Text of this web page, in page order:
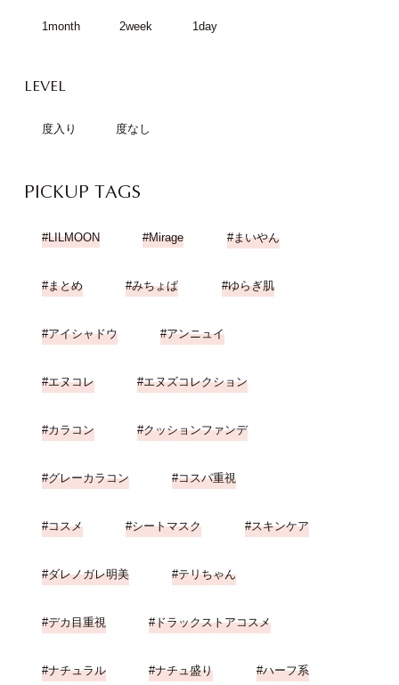
1month 2week 1day
LEVEL
度入り 度なし
PICKUP TAGS
LILMOON Mirage まいやん
まとめ みちょぱ ゆらぎ肌
アイシャドウ アンニュイ
エヌコレ エヌズコレクション
カラコン クッションファンデ
グレーカラコン コスパ重視
コスメ シートマスク スキンケア
ダレノガレ明美 テリちゃん
デカ目重視 ドラックストアコスメ
ナチュラル ナチュ盛り ハーフ系